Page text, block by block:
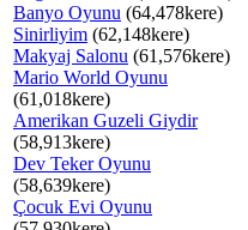
Banyo Oyunu (64,478kere)
Sinirliyim (62,148kere)
Makyaj Salonu (61,576kere)
Mario World Oyunu
(61,018kere)
Amerikan Guzeli Giydir
(58,913kere)
Dev Teker Oyunu
(58,639kere)
Çocuk Evi Oyunu